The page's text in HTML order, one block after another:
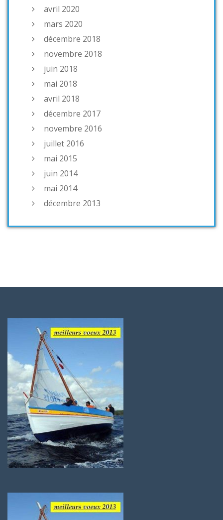
avril 2020
mars 2020
décembre 2018
novembre 2018
juin 2018
mai 2018
avril 2018
décembre 2017
novembre 2016
juillet 2016
mai 2015
juin 2014
mai 2014
décembre 2013